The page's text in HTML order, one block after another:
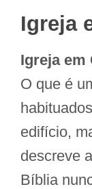
Igreja
Igreja em
O que é
edifício,
descreve
Bíblia